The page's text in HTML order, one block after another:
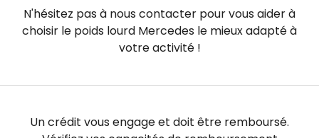
N'hésitez pas à nous contacter pour vous aider à
choisir le poids lourd Mercedes le mieux adapté à
votre activité !
Un crédit vous engage et doit être remboursé.